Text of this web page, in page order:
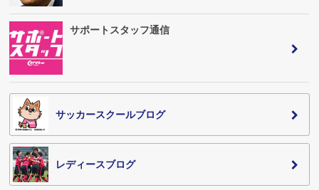
サポートスタッフ通信
サッカースクールブログ
レディースブログ